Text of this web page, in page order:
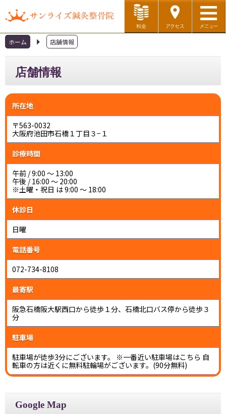
ホーム
料金メニュー
診療予約
ホーム ▲ 店舗情報
店舗情報
所在地
〒563-0032
大阪府池田市石橋１丁目３−１
診療時間
午前 / 9:00 ～ 13:00
午後 / 16:00 ～ 20:00
※土曜・祝日 は 9:00 ～ 18:00
休診日
日曜
電話番号
072-734-8108
最寄駅
阪急石橋阪大駅西口から徒歩１分、石橋北口バス停から徒歩３
分
駐車場
駐車場が徒歩3分にございます。 ※一番近い駐車場はこちら 自
転車の方は近くに無料駐輪場がございます。(90分無料)
Google Map